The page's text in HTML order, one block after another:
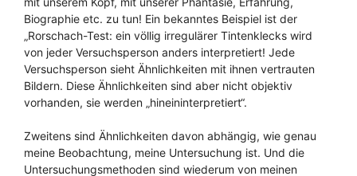
Biographie etc. zu tun! Ein bekanntes Beispiel ist der
„Rorschach-Test: ein völlig irregulärer Tintenklecks wird
von jeder Versuchsperson anders interpretiert! Jede
Versuchsperson sieht Ähnlichkeiten mit ihnen vertrauten
Bildern. Diese Ähnlichkeiten sind aber nicht objektiv
vorhanden, sie werden „hineininterpretiert“.
Zweitens sind Ähnlichkeiten davon abhängig, wie genau
meine Beobachtung, meine Untersuchung ist. Und die
Untersuchungsmethoden sind wiederum von meinen